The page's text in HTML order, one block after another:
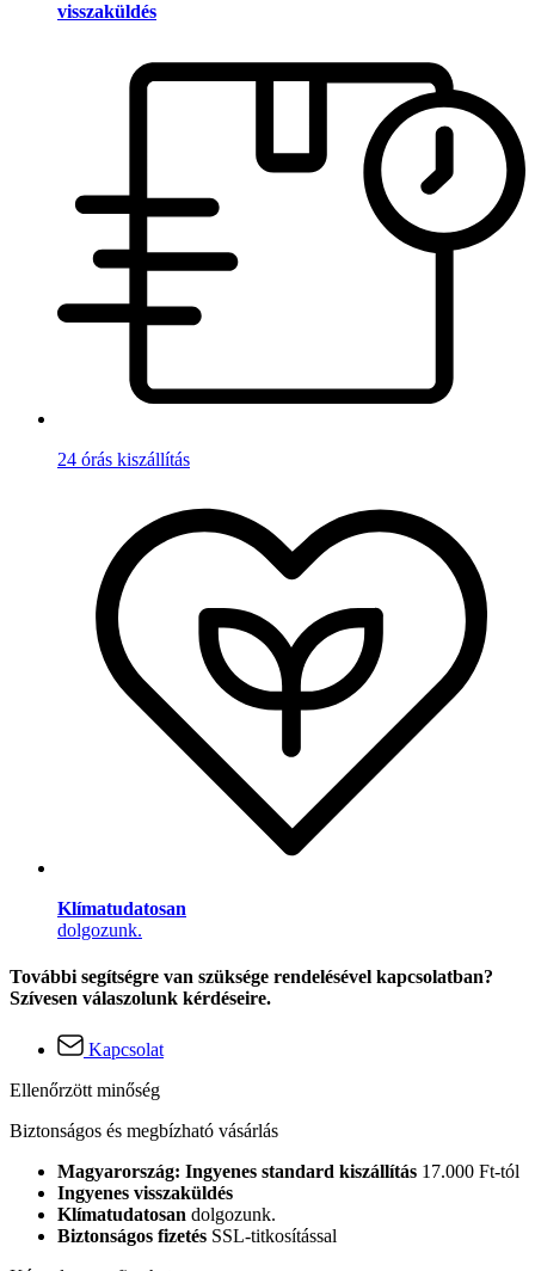
visszaküldés
24 órás kiszállítás
Klímatudatosan
dolgozunk.
További segítségre van szüksége rendelésével kapcsolatban?
Szívesen válaszolunk kérdéseire.
Kapcsolat
Ellenőrzött minőség
Biztonságos és megbízható vásárlás
Magyarország: Ingyenes standard kiszállítás 17.000 Ft-tól
Ingyenes visszaküldés
Klímatudatosan dolgozunk.
Biztonságos fizetés SSL-titkosítással